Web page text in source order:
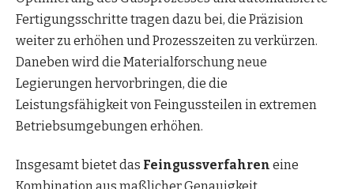
Fertigungsschritte tragen dazu bei, die Präzision
weiter zu erhöhen und Prozesszeiten zu verkürzen.
Daneben wird die Materialforschung neue
Legierungen hervorbringen, die die
Leistungsfähigkeit von Feingussteilen in extremen
Betriebsumgebungen erhöhen.
Insgesamt bietet das Feingussverfahren eine